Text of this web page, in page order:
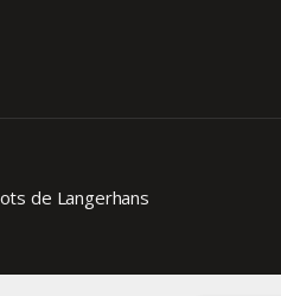
de Langerhans